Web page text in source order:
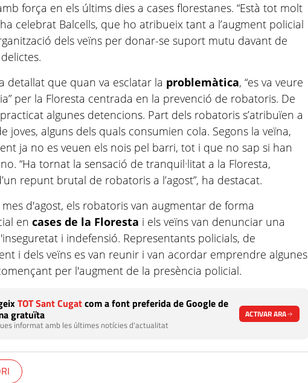
força en els últims dies a cases florestanes. “Està tot molt
celebrat Balcells, que ho atribueix tant a l’augment policial
dels veïns per donar-se suport mutu davant de
detallat que quan va esclatar la problemàtica, “es va veure
per la Floresta centrada en la prevenció de robatoris. De
practicat algunes detencions. Part dels robatoris s’atribuïen a
joves, alguns dels quals consumien cola. Segons la veïna,
ja no es veuen els nois pel barri, tot i que no sap si han
“Ha tornat la sensació de tranquil·litat a la Floresta,
repunt brutal de robatoris a l’agost”, ha destacat.
d'agost, els robatoris van augmentar de forma
encases de la Floresta i els veïns van denunciar una
i indefensió. Representants policials, de
i dels veïns es van reunir i van acordar emprendre algunes
per l'augment de la presència policial.
TOT Sant Cugatcom a font preferida de Google de
gratuïta
informat amb les últimes notícies d'actualitat
ACTIVAR ARA